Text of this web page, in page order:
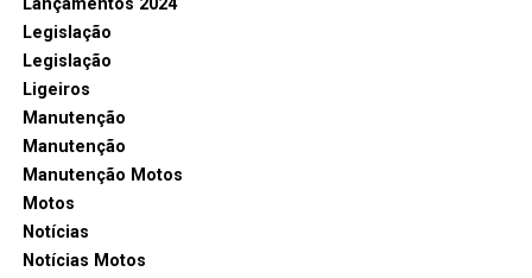
Lançamentos 2024
Legislação
Legislação
Ligeiros
Manutenção
Manutenção
Manutenção Motos
Motos
Notícias
Notícias Motos